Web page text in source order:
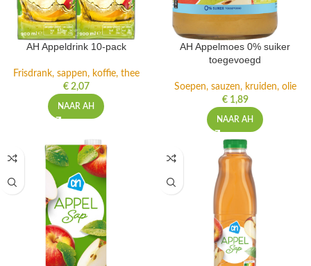
AH Appeldrink 10-pack
Frisdrank, sappen, koffie, thee
€2,07
NAAR AH
AH Appelmoes 0% suiker
toegevoegd
Soepen, sauzen, kruiden, olie
€1,89
NAAR AH